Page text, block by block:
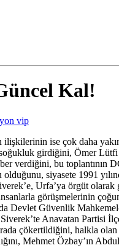
Kal!
vip
ise çok daha
girdiğini, Ömer Lütfi
verdiğini, bu
siyasete 1991
Urfa’ya örgüt olarak
görüşmelerinin
Devlet Güvenlik
Siverek’te Anavatan
çökertildiğini, halkla
Mehmet Özbay’ın